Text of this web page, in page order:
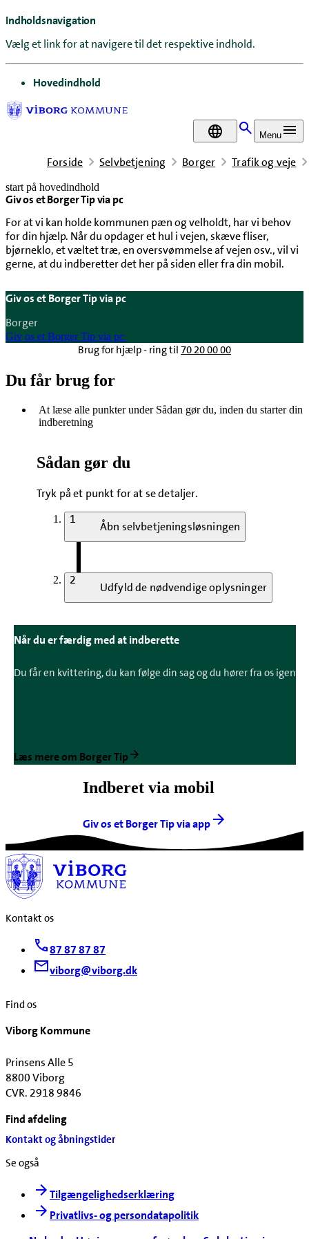
Indholdsnavigation
Vælg et link for at navigere til det respektive indhold.
gå til
Hovedindhold
DA Menu
Forside Selvbetjening Borger Trafik og veje
start på hovedindhold
Giv os et Borger Tip via pc
For at vi kan holde kommunen pæn og velholdt, har vi behov
for din hjælp. Når du opdager et hul i vejen, skæve fliser,
bjørneklo, et væltet træ, en oversvømmelse af vejen osv., vil vi
gerne, at du indberetter det her på siden eller fra din mobil.
senest opdateret 11. februar 2026
Giv os et Borger Tip via pc
Borger
Giv os et Borger Tip via pc
Brug for hjælp - ring til 70 20 00 00
Du får brug for
At læse alle punkter under Sådan gør du, inden du starter din
indberetning
Sådan gør du
Tryk på et punkt for at se detaljer.
1
Åbn selvbetjeningsløsningen
2
Udfyld de nødvendige oplysninger
Når du er færdig med at indberette
Du får en kvittering, du kan følge din sag og du hører fra os igen
Læs mere om Borger Tip
Indberet via mobil
Giv os et Borger Tip via app
Kontakt os
87 87 87 87
viborg@viborg.dk
Find os
Viborg Kommune
Prinsens Alle 5
8800 Viborg
CVR. 2918 9846
Find afdeling
Kontakt og åbningstider
Se også
Tilgængelighedserklæring
Privatlivs- og persondatapolitik